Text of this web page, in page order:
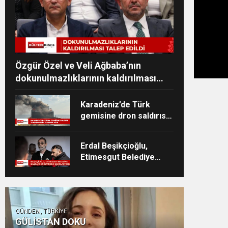
Özgür Özel ve Veli Ağbaba’nın
dokunulmazlıklarının kaldırılması
talep edildi
Karadeniz’de Türk
gemisine dron saldırısı:
Erdal Beşikçioğlu,
Etimesgut Belediye
uzaklaştırıldı
GÜNDEM, TÜRKİYE
GÜLİSTAN DOKU